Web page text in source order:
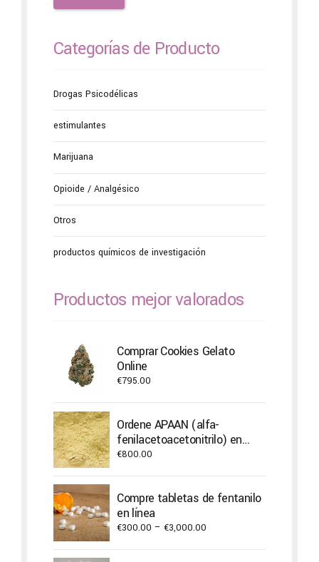
Categorías de Producto
Drogas Psicodélicas
estimulantes
Marijuana
Opioide / Analgésico
Otros
productos químicos de investigación
Productos mejor valorados
Comprar Cookies Gelato
Online
€795.00
Ordene APAAN (alfa-
fenilacetoacetonitrilo) en
línea
€800.00
Compre tabletas de fentanilo
en línea
€300.00 – €3,000.00